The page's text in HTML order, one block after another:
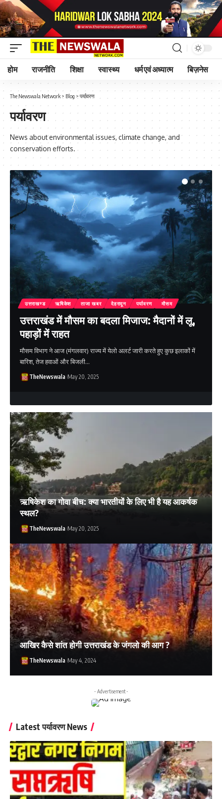
होम राजनीति शिक्षा स्वास्थ्य धर्म एवं अध्यात्म बिज़नेस
The Newswala Network > Blog > पर्यावरण
पर्यावरण
News about environmental issues, climate change, and
conservation efforts.
उत्तराखण्ड ऋषिकेश ताजा खबर देहरादून पर्यावरण मौसम
उत्तराखंड में मौसम का बदला मिजाज: मैदानों में लू,
पहाड़ों में राहत
मौसम विभाग ने आज (मंगलवार) राज्य में येलो अलर्ट जारी करते हुए कुछ इलाकों में
बारिश, तेज हवाओं और बिजली…
TheNewswala May 20, 2025
ऋषिकेश का गोवा बीच: क्या भारतीयों के लिए भी है यह आकर्षक
स्थल?
TheNewswala May 20, 2025
आखिर कैसे शांत होगी उत्तराखंड के जंगलो की आग ?
TheNewswala May 4, 2024
- Advertisement -
Latest पर्यावरण News